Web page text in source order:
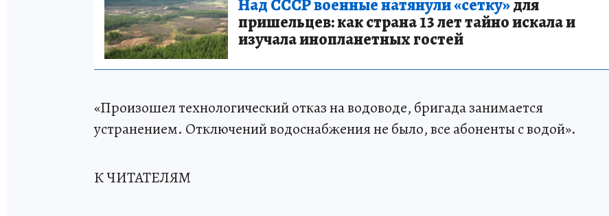
Над СССР военные натянули «сетку»для
пришельцев: как страна 13 лет тайно искала и
изучала инопланетных гостей
«Произошел технологический отказ на водоводе, бригада занимается
устранением. Отключений водоснабжения не было, все абоненты с водой».
К ЧИТАТЕЛЯМ